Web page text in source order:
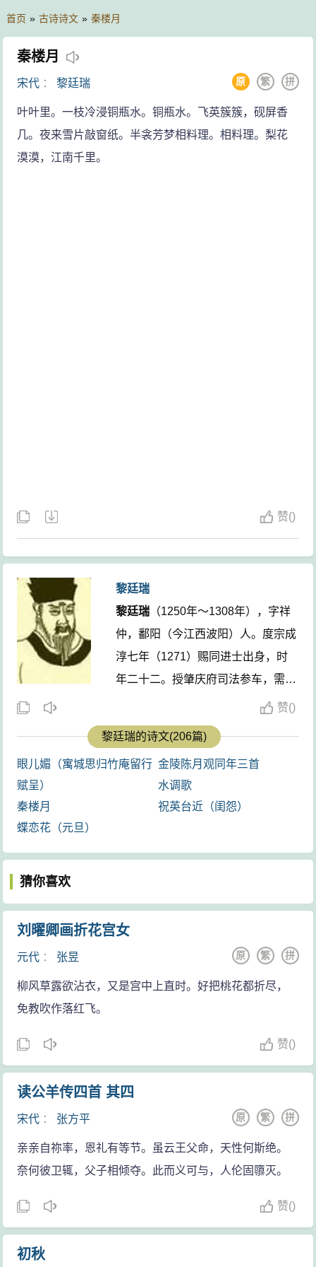
首页 » 古诗诗文 » 秦楼月
秦楼月
宋代 ：黎廷瑞 拼
繁
原
叶叶里。一枝冷浸铜瓶水。铜瓶水。飞英簇簇，砚屏香
几。夜来雪片敲窗纸。半衾芳梦相料理。相料理。梨花
漠漠，江南千里。
赞()
黎廷瑞
黎廷瑞 （1250年～1308年），字祥
仲，鄱阳（今江西波阳）人。度宗成
淳七年（1271）赐同进士出身，时
年二十二。授肇庆府司法参车，需次
未上。宋亡，幽居山中十年，与吴
存、徐瑞等遥。元世祖至元二十三年
（1286），摄本郡教事。凡五年。
退后不出，更号俟庵。武宗至大元年
卒。有《芳洲集》三卷，收入清史简
编《鄱阳五家集》中。事见本集卷首
赞()
黎廷瑞的诗文(206篇)
眼儿媚（寓城思归竹庵留行
赋呈）
金陵陈月观同年三首
水调歌
秦楼月
祝英台近（闺怨）
蝶恋花（元旦）
猜你喜欢
刘曜卿画折花宫女
元代 ： 张昱 拼
繁
原
柳风草露欲沾衣，又是宫中上直时。好把桃花都折尽，
免教吹作落红飞。
赞()
读公羊传四首 其四
宋代 ： 张方平 拼
繁
原
亲亲自祢率，恩礼有等节。虽云王父命，天性何斯绝。
奈何彼卫辄，父子相倾夺。此而义可与，人伦固隳灭。
赞()
初秋